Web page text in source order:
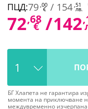
ПЦД:79 ,00
€ / 154 ,51
лв.
72,68
€/142
БГ Хлапета не гарантира
момента на приключване
междувременно